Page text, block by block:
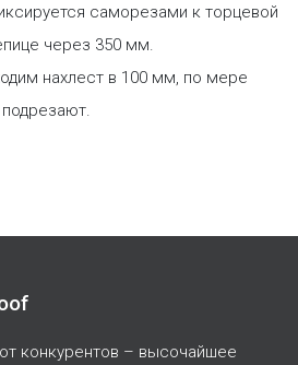
саморезами к торцевой
через 350 мм.
нахлест в 100 мм, по мере
конкурентов – высочайшее